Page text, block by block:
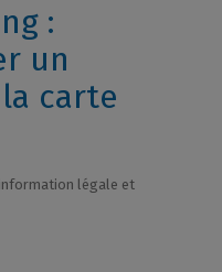
:
un
carte
légale et